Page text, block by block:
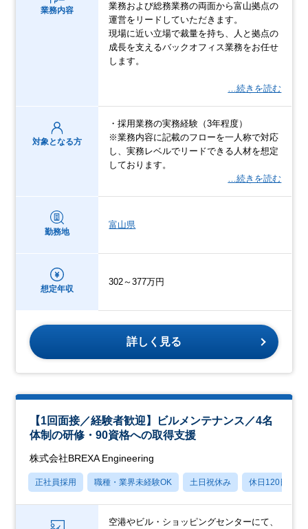
業務内容
業務および総務業務の両面から富山拠点の
運営をリードしていただきます。
現場に近い立場で裁量を持ち、人と拠点の
成長を支えるバックオフィス業務をお任せ
します。
…続きを読む
対象となる方
・採用業務の実務経験（3年程度）
※業務内容に記載のフローを一人称で対応
し、実務レベルでリードできる人材を想定
しております。
…続きを読む
勤務地
富山県
想定年収
302～377万円
詳しく見る
【1回面接／経験者歓迎】ビルメンテナンス／4名
体制の研修・90資格への取得支援
株式会社BREXA Engineering
正社員採用 職種・業界未経験OK 土日祝休み 休日120日以上
空港やビル・ショッピングセンターにて、